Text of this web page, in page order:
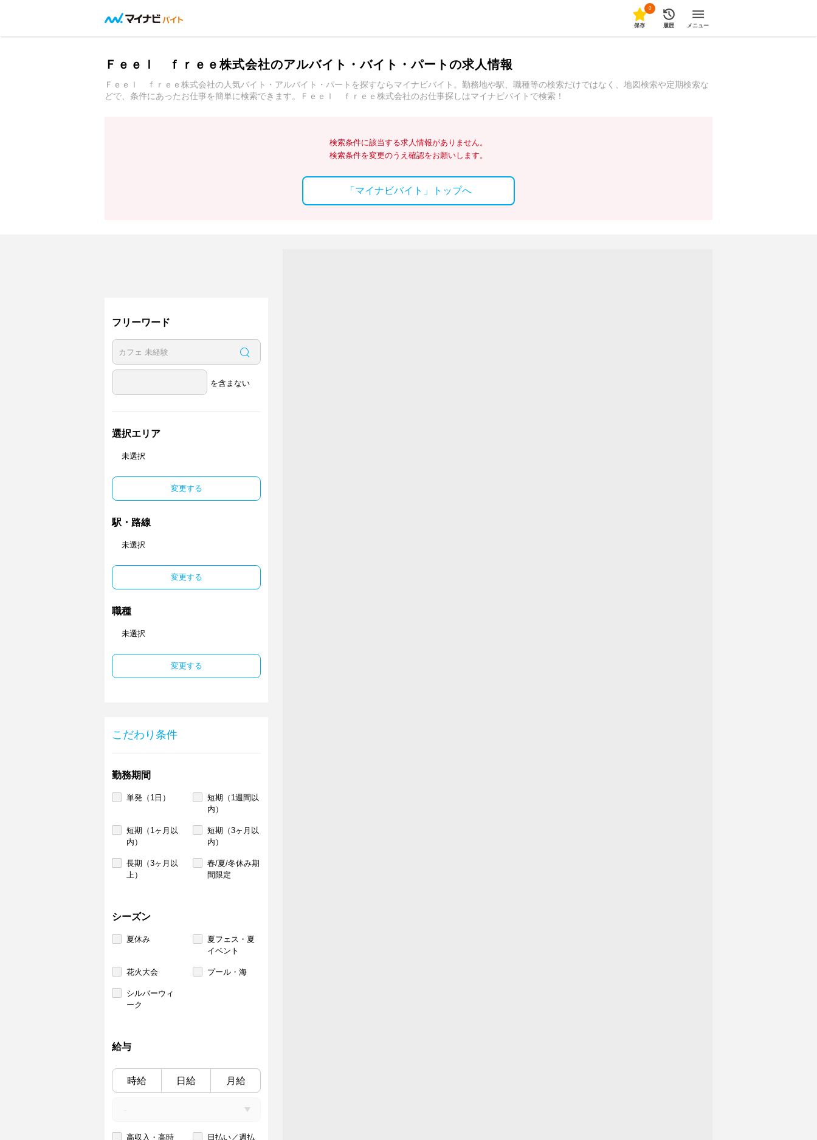
0
保存 履歴 メニュー
Ｆｅｅｌ ｆｒｅｅ株式会社のアルバイト・バイト・パートの求人情報
Ｆｅｅｌ ｆｒｅｅ株式会社の人気バイト・アルバイト・パートを探すならマイナビバイト。勤務地や駅、職種等の検索だけではなく、地図検索や定期検索な
どで、条件にあったお仕事を簡単に検索できます。Ｆｅｅｌ ｆｒｅｅ株式会社のお仕事探しはマイナビバイトで検索！
検索条件に該当する求人情報がありません。
検索条件を変更のうえ確認をお願いします。
「マイナビバイト」トップへ
フリーワード
を含まない
選択エリア
未選択
変更する
駅・路線
未選択
変更する
職種
未選択
変更する
こだわり条件
勤務期間
単発（1日）
短期（1週間以
内）
短期（1ヶ月以
内）
短期（3ヶ月以
内）
長期（3ヶ月以
上）
春/夏/冬休み期
間限定
シーズン
夏休み
夏フェス・夏
イベント
花火大会 プール・海
シルバーウィ
ーク
給与
時給 日給 月給
高収入・高時
日払い／週払